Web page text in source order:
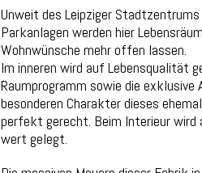
Unweit des Leipziger Stadtzentrums
Parkanlagen werden hier
Wohnwünsche mehr offen lassen.
Im inneren wird auf Lebensqualität
Raumprogramm sowie die
besonderen Charakter dieses
perfekt gerecht. Beim Interieur
wert gelegt.